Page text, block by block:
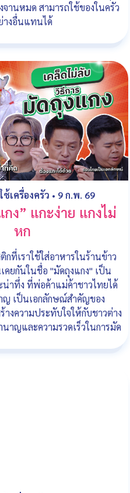
านหมด สามารถใช้ของในครัว
างอื่นแทนได้
เครื่องครัว • 9 ก.พ. 69
ง” แกะง่าย แกงไม่
หก
กที่เราใช้ใส่อาหารในร้านข้าว
คยกันในชื่อ "มัดถุงแกง" เป็น
าทึ่ง ที่พ่อค้าแม่ค้าชาวไทยได้
ญ เป็นเอกลักษณ์สำคัญของ
งความประทับใจให้กับชาวต่าง
าญและความรวดเร็วในการมัด